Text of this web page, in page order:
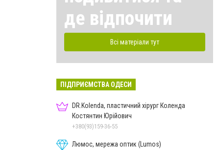
де відпочити
Всі матеріали тут
ПІДПРИЄМСТВА ОДЕСИ
DR.Kolenda, пластичний хірург Коленда
Костянтин Юрійович
+380(93)159-36-55
Люмос, мережа оптик (Lumos)